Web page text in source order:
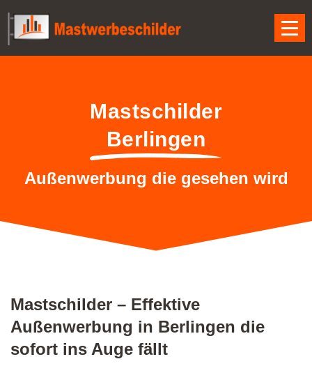
Mastschilder
Berlingen
Außenwerbung die gesehen wird
Mastschilder – Effektive
Außenwerbung in Berlingen die
sofort ins Auge fällt